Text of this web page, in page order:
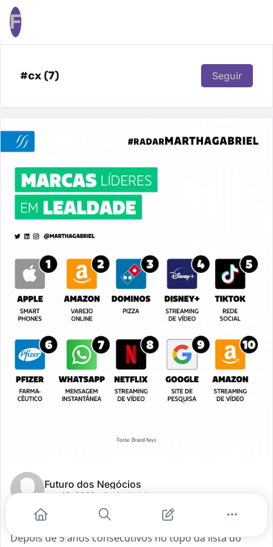
F
#cx (7) Seguir
Futuro dos Negócios
out. 18, 2022- 1 min de leitura
Marcas líderes em lealdade
Depois de 5 anos consecutivos no topo da lista do